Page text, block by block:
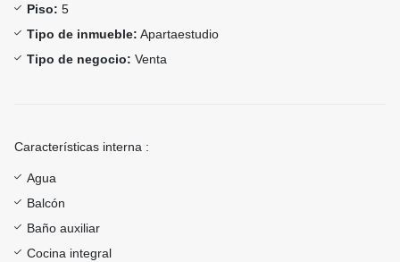
Piso: 5
Tipo de inmueble: Apartaestudio
Tipo de negocio: Venta
Características interna :
Agua
Balcón
Baño auxiliar
Cocina integral